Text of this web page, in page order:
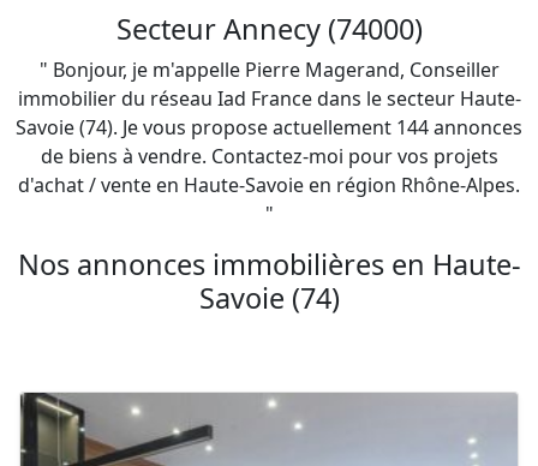
Secteur Annecy (74000)
" Bonjour, je m'appelle Pierre Magerand, Conseiller
immobilier du réseau Iad France dans le secteur Haute-
Savoie (74). Je vous propose actuellement 144 annonces
de biens à vendre. Contactez-moi pour vos projets
d'achat / vente en Haute-Savoie en région Rhône-Alpes.
"
Nos annonces immobilières en Haute-
Savoie (74)